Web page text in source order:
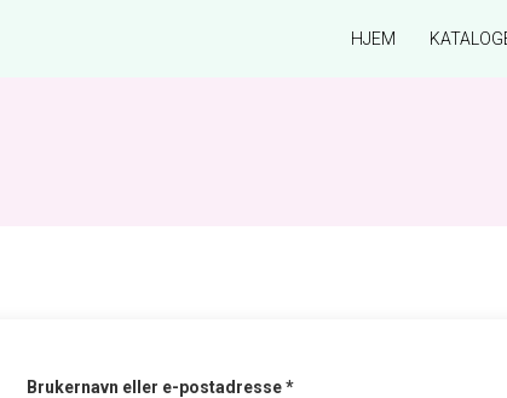
HJEM
Brukernavn eller e-postadresse*Påkrevd